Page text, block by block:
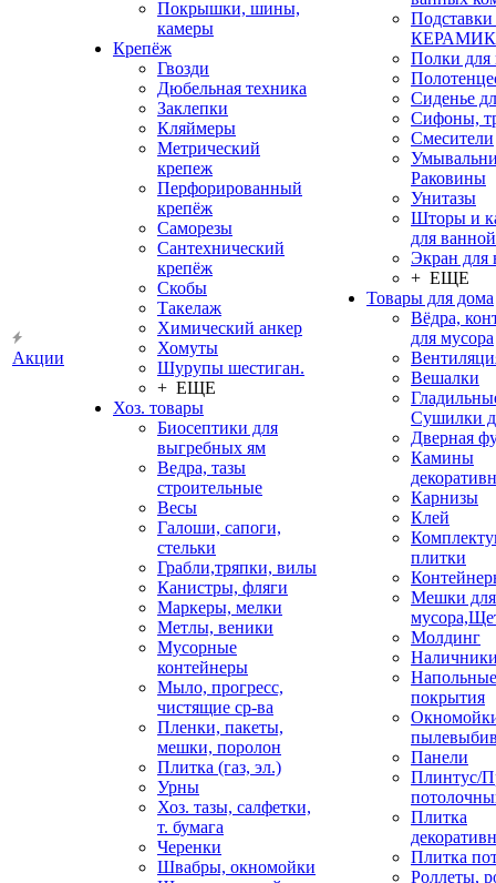
Акции
Покрышки, шины,
камеры
Крепёж
Гвозди
Дюбельная техника
Заклепки
Кляймеры
Метрический
крепеж
Перфорированный
крепёж
Саморезы
Сантехнический
крепёж
Скобы
Такелаж
Химический анкер
Хомуты
Шурупы шестиган.
+ ЕЩЕ
Хоз. товары
Биосептики для
выгребных ям
Ведра, тазы
строительные
Весы
Галоши, сапоги,
стельки
Грабли,тряпки, вилы
Канистры, фляги
Маркеры, мелки
Метлы, веники
Мусорные
контейнеры
Мыло, прогресс,
чистящие ср-ва
Пленки, пакеты,
мешки, поролон
Плитка (газ, эл.)
Урны
Хоз. тазы, салфетки,
т. бумага
Черенки
Швабры, окномойки
Полки для
Сиденье
Сифоны,
Смесители
Раковины
Унитазы
Шторы и
для ванной
Экран для
+ ЕЩЕ
Товары для дома
Вёдра,
для мусора
Вешалки
Сушилки
Дверная
Камины
Карнизы
Клей
плитки
Мешки для
Молдинг
Напольные
покрытия
Панели
Плинтус/
Плитка
Плитка
Роллеты,